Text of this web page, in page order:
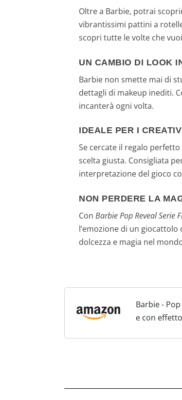
Oltre a Barbie, potrai
vibrantissimi pattini a
scopri tutte le volte che
UN CAMBIO DI LOOK
Barbie non smette mai di
dettagli di makeup inediti.
incanterà ogni volta.
IDEALE PER I
Se cercate il regalo
scelta giusta. Consigliata
interpretazione del gioco
NON PERDERE LA
Con Barbie Pop Reveal Serie
l’emozione di un
dolcezza e magia nel
Barbie -
e con